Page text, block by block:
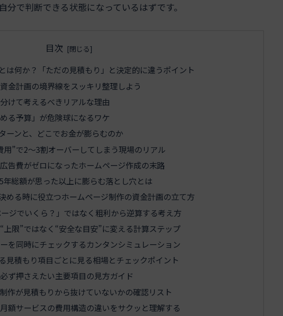
で判断できる状態になっているはずです。
目次
は何か？「ただの見積もり」と決定的に違うポイント
金計画の境界線をスッキリ整理しよう
けて考えるべきリアルな理由
る予算」が危険球になるワケ
ーンと、どこでお金が膨らむのか
用”で2〜3割オーバーしてしまう現場のリアル
告費がゼロになったホームページ作成の末路
総額が思った以上に膨らむ落とし穴とは
める時に役立つホームページ制作の資金計画の立て方
ージでいくら？」ではなく粗利から逆算する考え方
限”ではなく“安全な目安”に変える計算ステップ
を同時にチェックするカンタンシミュレーション
見積もり項目ごとに見る相場とチェックポイント
ず押さえたい主要項目の見方ガイド
作が見積もりから抜けていないかの確認リスト
額サービスの費用構造の違いをサクッと理解する